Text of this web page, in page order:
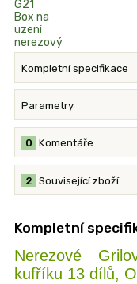
Kompletní specifikace
Parametry
Komentáře
0
Související zboží
2
Kompletní
Nerezové
kufříku 13 dílů,